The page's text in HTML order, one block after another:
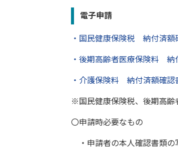
電子申請
・国民健康保険税 納付済
・後期高齢者医療保険料
・介護保険料 納付済額確
※国民健康保険税、後期高齢
〇申請時必要なもの
・申請者の本人確認書類の